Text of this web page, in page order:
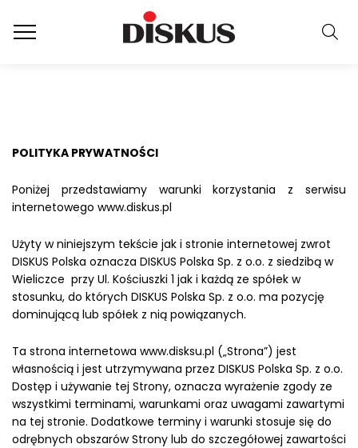
POLITYKA PRYWATNOŚCI
Poniżej przedstawiamy warunki korzystania z serwisu
internetowego www.diskus.pl
Użyty w niniejszym tekście jak i stronie internetowej zwrot
DISKUS Polska oznacza DISKUS Polska Sp. z o.o. z siedzibą w
Wieliczce przy Ul. Kościuszki 1 jak i każdą ze spółek w
stosunku, do których DISKUS Polska Sp. z o.o. ma pozycję
dominującą lub spółek z nią powiązanych.
Ta strona internetowa www.disksu.pl („Strona”) jest
własnością i jest utrzymywana przez DISKUS Polska Sp. z o.o.
Dostęp i używanie tej Strony, oznacza wyrażenie zgody ze
wszystkimi terminami, warunkami oraz uwagami zawartymi
na tej stronie. Dodatkowe terminy i warunki stosuje się do
odrębnych obszarów Strony lub do szczegółowej zawartości